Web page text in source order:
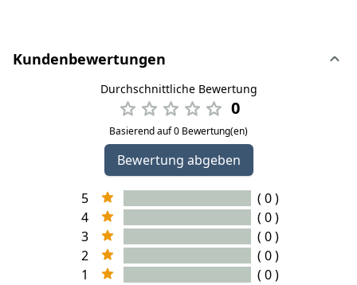
Kundenbewertungen
Durchschnittliche Bewertung
0
Basierend auf 0 Bewertung(en)
Bewertung abgeben
5
( 0 )
4
( 0 )
3
( 0 )
2
( 0 )
1
( 0 )